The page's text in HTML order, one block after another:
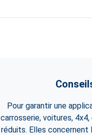
Pour garantir une
carrosserie, voitures,
réduits. Elles concernent